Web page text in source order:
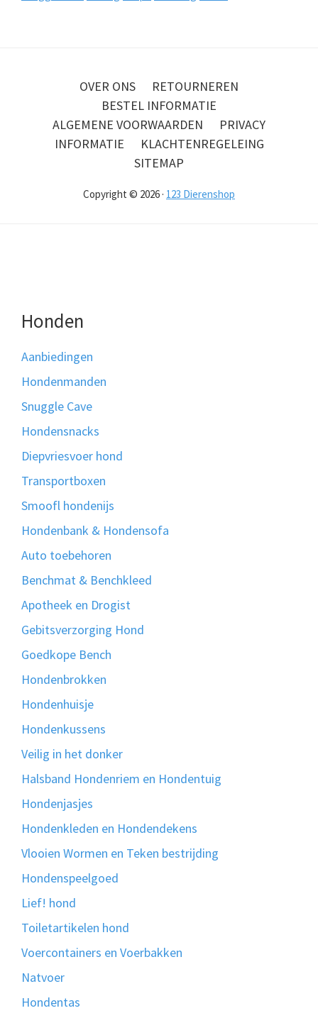
OVER ONS
RETOURNEREN
BESTEL INFORMATIE
ALGEMENE VOORWAARDEN
PRIVACY
INFORMATIE
KLACHTENREGELEING
SITEMAP
Copyright © 2026 · 123 Dierenshop
Honden
Aanbiedingen
Hondenmanden
Snuggle Cave
Hondensnacks
Diepvriesvoer hond
Transportboxen
Smoofl hondenijs
Hondenbank & Hondensofa
Auto toebehoren
Benchmat & Benchkleed
Apotheek en Drogist
Gebitsverzorging Hond
Goedkope Bench
Hondenbrokken
Hondenhuisje
Hondenkussens
Veilig in het donker
Halsband Hondenriem en Hondentuig
Hondenjasjes
Hondenkleden en Hondendekens
Vlooien Wormen en Teken bestrijding
Hondenspeelgoed
Lief! hond
Toiletartikelen hond
Voercontainers en Voerbakken
Natvoer
Hondentas